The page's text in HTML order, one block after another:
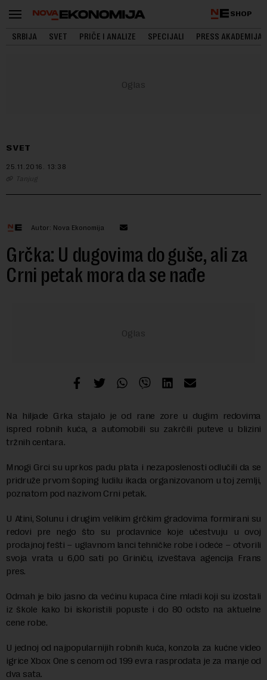
SHOP
SRBIJA SVET PRIČE I ANALIZE SPECIJALI PRESS AKADEMIJA
SVET
25.11.2016. 13:38
Tanjug
Autor: Nova Ekonomija
Grčka: U dugovima do guše, ali za
Crni petak mora da se nađe
Na hiljade Grka stajalo je od rane zore u dugim redovima
ispred robnih kuća, a automobili su zakrčili puteve u blizini
tržnih centara.
Mnogi Grci su uprkos padu plata i nezaposlenosti odlučili da se
pridruže prvom šoping ludilu ikada organizovanom u toj zemlji,
poznatom pod nazivom Crni petak.
U Atini, Solunu i drugim velikim grčkim gradovima formirani su
redovi pre nego što su prodavnice koje učestvuju u ovoj
prodajnoj fešti – uglavnom lanci tehničke robe i odeće – otvorili
svoja vrata u 6,00 sati po Griniču, izveštava agencija Frans
pres.
Odmah je bilo jasno da većinu kupaca čine mladi koji su izostali
iz škole kako bi iskoristili popuste i do 80 odsto na aktuelne
cene robe.
U jednoj od najpopularnijih robnih kuća, konzola za kućne video
igrice Xbox One s cenom od 199 evra rasprodata je za manje od
dva sata.